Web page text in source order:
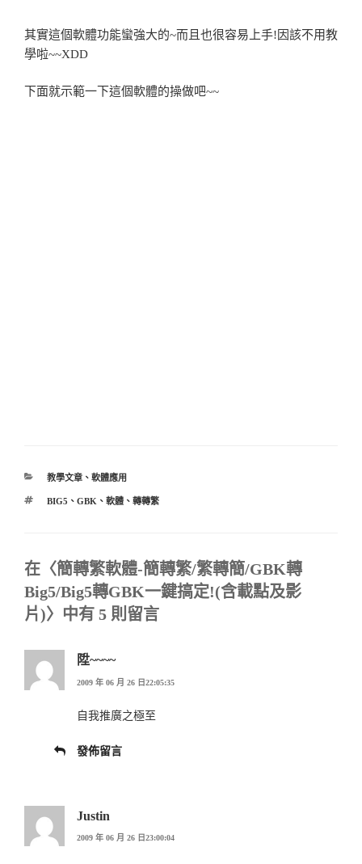
其實這個軟體功能蠻強大的~而且也很容易上手!因該不用教
學啦~~XDD
下面就示範一下這個軟體的操做吧~~
分
教學文章、 軟體應用
標
BIG5 、 GBK 、 軟體、 轉轉繁
在〈簡轉繁軟體-簡轉繁/繁轉簡/GBK轉
Big5/Big5轉GBK一鍵搞定!(含載點及影
片)〉中有 5 則留言
陞~~~~
2009 年 06 月 26 日22:05:35
自我推廣之極至
發佈留言
Justin
2009 年 06 月 26 日23:00:04